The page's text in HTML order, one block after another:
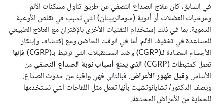
في السابق، كان علاج الصداع النصفي عن طريق تناول مسكنات الألم
ومرخيات العضلات أو أدوية (سوماتريبتان) التي تسبب في تقلص الأوعية
الدموية. بما في ذلك إستخدام التقنيات الأخرى بالإقتران مع العلاج الطبيعي
للمساعدة في تخفيف الألم. أما في الوقت الحاضر، ومع إكتشاف وإبتكار
الأجسام المضادة لـ(CGRP) وضد المستقبلات التي ترتبط بـ(CGRP) فإنها
تعمل كمثبطات (CGRP)
الذي يمنع أسباب نوبة الصداع النصفيمن
الأساس وقبل ظهور الأعراض. فبالتالي فهي واقية من حدوث الصداع.
ويصف الدكتور/ تشايانوتشيت بأنها تعمل مثل اللقاحات التي نستخدمها
للحماية من الأمراض المختلفة.